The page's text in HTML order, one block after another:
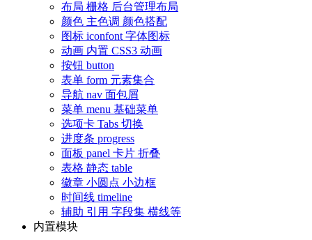
布局 栅格 后台管理布局
颜色 主色调 颜色搭配
图标 iconfont 字体图标
动画 内置 CSS3 动画
按钮 button
表单 form 元素集合
导航 nav 面包屑
菜单 menu 基础菜单
选项卡 Tabs 切换
进度条 progress
面板 panel 卡片 折叠
表格 静态 table
徽章 小圆点 小边框
时间线 timeline
辅助 引用 字段集 横线等
内置模块